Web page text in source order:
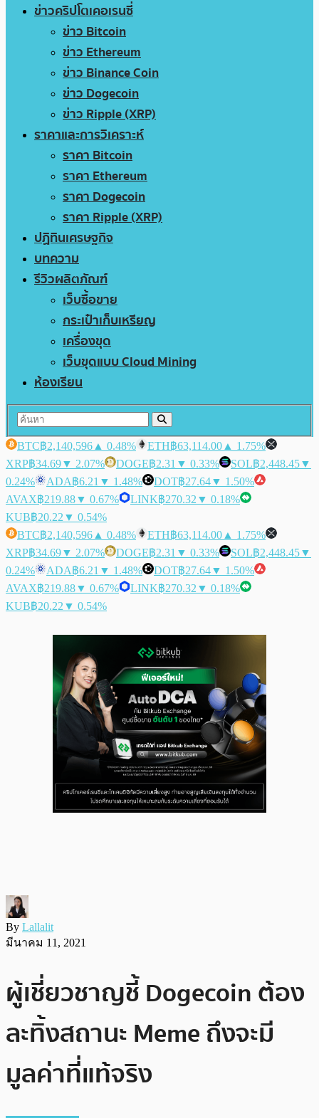
ข่าวคริปโตเคอเรนซี่
ข่าว Bitcoin
ข่าว Ethereum
ข่าว Binance Coin
ข่าว Dogecoin
ข่าว Ripple (XRP)
ราคาและการวิเคราะห์
ราคา Bitcoin
ราคา Ethereum
ราคา Dogecoin
ราคา Ripple (XRP)
ปฏิทินเศรษฐกิจ
บทความ
รีวิวผลิตภัณฑ์
เว็บซื้อขาย
กระเป๋าเก็บเหรียญ
เครื่องขุด
เว็บขุดแบบ Cloud Mining
ห้องเรียน
BTC฿2,140,596 ▲ 0.48% ETH฿63,114.00 ▲ 1.75%
XRP฿34.69▼ 2.07% DOGE฿2.31 ▼ 0.33% SOL฿2,448.45▼
0.24%
ADA฿6.21 ▼ 1.48% DOT฿27.64▼ 1.50%
AVAX฿219.88▼ 0.67% LINK฿270.32 ▼ 0.18%
KUB฿20.22 ▼ 0.54%
BTC฿2,140,596 ▲ 0.48% ETH฿63,114.00 ▲ 1.75%
XRP฿34.69▼ 2.07% DOGE฿2.31 ▼ 0.33% SOL฿2,448.45▼
0.24%
ADA฿6.21 ▼ 1.48% DOT฿27.64▼ 1.50%
AVAX฿219.88▼ 0.67% LINK฿270.32 ▼ 0.18%
KUB฿20.22 ▼ 0.54%
By Lallalit
มีนาคม 11, 2021
ผู้เชี่ยวชาญชี้ Dogecoin ต้อง
ละทิ้งสถานะ Meme ถึงจะมี
มูลค่าที่แท้จริง